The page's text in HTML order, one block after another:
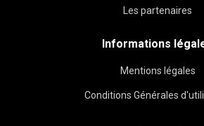
Les partenaires
Informations
Mentions légales
Conditions Générales